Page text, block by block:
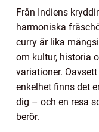
Från Indiens
harmoniska
curry är lika
om kultur, historia
variationer.
enkelhet finns det
dig – och en resa
berör.